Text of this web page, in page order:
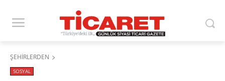
ŞEHİRLERDEN
SOSYAL